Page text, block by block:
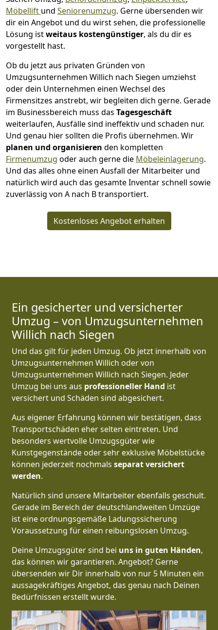
Möbellift und Seniorenumzug. Gerne übersenden wir
dir ein Angebot und du wirst sehen, die professionelle
Lösung istweitaus kostengünstiger, als du dir es
vorgestellt hast.
Ob du jetzt aus privaten Gründen von
Umzugsunternehmen Willich nach Siegen umziehst
oder dein Unternehmen einen Wechsel des
Firmensitzes anstrebt, wir begleiten dich gerne. Gerade
im Businessbereich muss das Tagesgeschäft
weiterlaufen, Ausfälle sind ineffektiv und schaden nur.
Und genau hier sollten die Profis übernehmen. Wir
planen und organisieren den kompletten
Firmenumzug oder auch gerne die Möbeleinlagerung.
Und das alles ohne einen Ausfall der Mitarbeiter und
natürlich wird auch das gesamte Inventar schnell sowie
zuverlässig von A nach B transportiert.
Kostenloses Angebot erhalten
Ein gesicherter und versicherter
Umzug – von Umzugsunternehmen
Willich nach Siegen
Und das gilt für jeden Umzug. Ob jetzt innerhalb von
Umzugsunternehmen Willich oder von
Umzugsunternehmen Willich nach Siegen. Jeder
Umzug bei uns aus professioneller Hand ist
versichert und Schäden sind abgesichert.
Aus eigener Erfahrung können wir bestätigen, dass
Transportschäden eher selten eintreten. Und
besonders wertvolle Umzugsgüter wie
Kunstgegenstände oder sehr exklusive Möbelstücke
können jederzeit nochmals separat versichert
werden.
Natürlich sind unsere Mitarbeiter ebenfalls geschult.
Gerade im Bereich der deutschlandweiten Umzüge
ist eine ordnungsgemäße Ladungssicherung
Voraussetzung für einen reibungslosen Umzug.
Deine Umzugsgüter sind bei uns in guten Händen,
das können wir garantieren. Angebot? Gerne
übersenden wir Dir innerhalb von nur 5 Minuten ein
aussagekräftiges Angebot, das genau nach Deinen
Bedürfnissen erstellt wurde.